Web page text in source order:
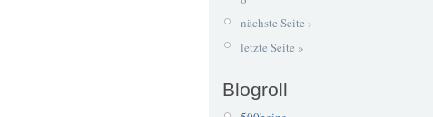
nächste Seite ›
letzte Seite »
Blogroll